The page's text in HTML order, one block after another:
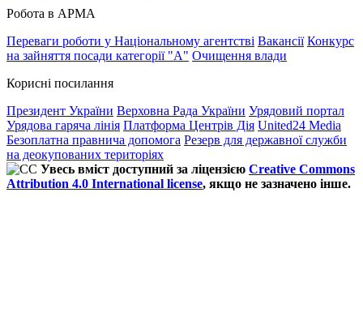
Робота в АРМА
Переваги роботи у Національному агентстві Вакансії Конкурс
на зайняття посади категорії "А" Очищення влади
Корисні посилання
Президент України Верховна Рада України Урядовий портал
Урядова гаряча лінія Платформа Центрів Дія United24 Media
Безоплатна правнича допомога Резерв для державної служби
на деокупованих територіях
Увесь вміст доступний за ліцензією Creative Commons
Attribution 4.0 International license, якщо не зазначено інше.